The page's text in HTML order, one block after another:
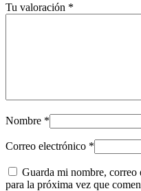
Tu valoración *
Nombre *
Correo electrónico *
Guarda mi nombre, correo
para la próxima vez que